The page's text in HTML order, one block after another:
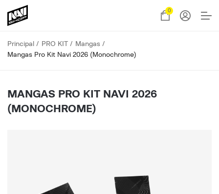
0
Principal PRO KIT
Mangas
Mangas Pro Kit Navi 2026 (Monochrome)
MANGAS PRO KIT NAVI 2026
(MONOCHROME)